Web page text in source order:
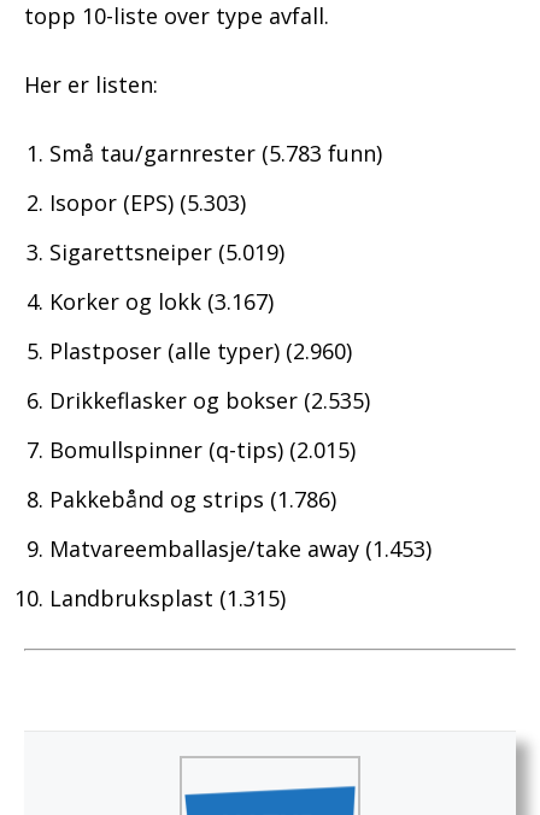
topp 10-liste over type avfall.
Her er listen:
Små tau/garnrester (5.783 funn)
Isopor (EPS) (5.303)
Sigarettsneiper (5.019)
Korker og lokk (3.167)
Plastposer (alle typer) (2.960)
Drikkeflasker og bokser (2.535)
Bomullspinner (q-tips) (2.015)
Pakkebånd og strips (1.786)
Matvareemballasje/take away (1.453)
Landbruksplast (1.315)